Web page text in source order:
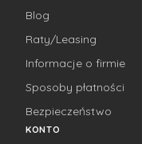
Blog
Raty/Leasing
Informacje o firmie
Sposoby płatności
Bezpieczeństwo
KONTO